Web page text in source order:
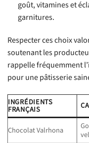
goût, vitamines et
garnitures.
Respecter ces choix
soutenant les
rappelle fréquemment
pour une pâtisserie
INGRÉDIENTS
FRANÇAIS
Chocolat Valrhona